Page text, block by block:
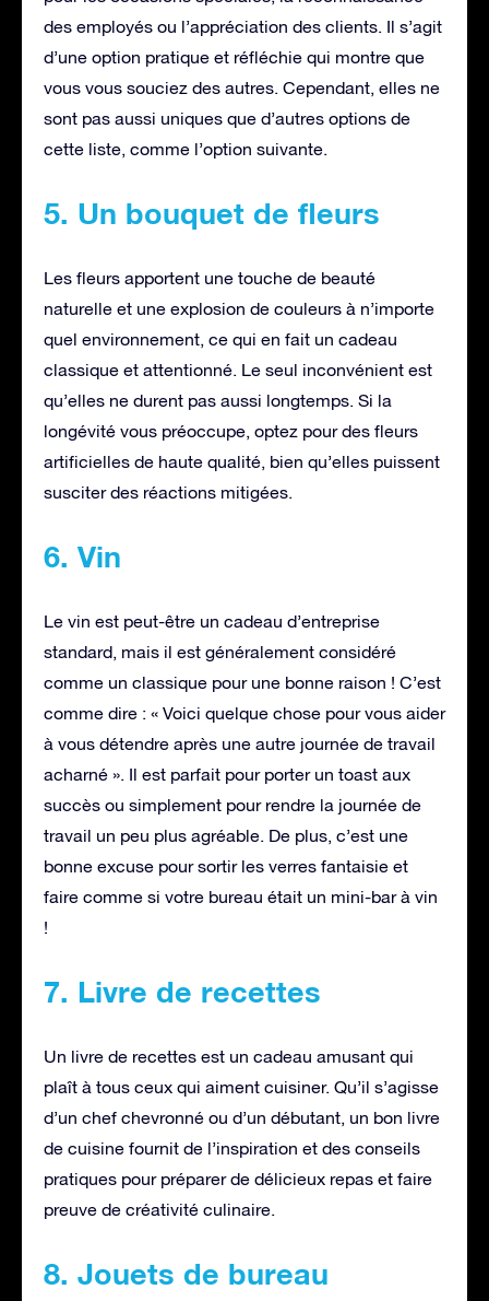
des employés ou l’appréciation des clients. Il s’agit
d’une option pratique et réfléchie qui montre que
vous vous souciez des autres. Cependant, elles ne
sont pas aussi uniques que d’autres options de
cette liste, comme l’option suivante.
5. Un bouquet de fleurs
Les fleurs apportent une touche de beauté
naturelle et une explosion de couleurs à n’importe
quel environnement, ce qui en fait un cadeau
classique et attentionné. Le seul inconvénient est
qu’elles ne durent pas aussi longtemps. Si la
longévité vous préoccupe, optez pour des fleurs
artificielles de haute qualité, bien qu’elles puissent
susciter des réactions mitigées.
6. Vin
Le vin est peut-être un cadeau d’entreprise
standard, mais il est généralement considéré
comme un classique pour une bonne raison ! C’est
comme dire : « Voici quelque chose pour vous aider
à vous détendre après une autre journée de travail
acharné ». Il est parfait pour porter un toast aux
succès ou simplement pour rendre la journée de
travail un peu plus agréable. De plus, c’est une
bonne excuse pour sortir les verres fantaisie et
faire comme si votre bureau était un mini-bar à vin
!
7. Livre de recettes
Un livre de recettes est un cadeau amusant qui
plaît à tous ceux qui aiment cuisiner. Qu’il s’agisse
d’un chef chevronné ou d’un débutant, un bon livre
de cuisine fournit de l’inspiration et des conseils
pratiques pour préparer de délicieux repas et faire
preuve de créativité culinaire.
8. Jouets de bureau